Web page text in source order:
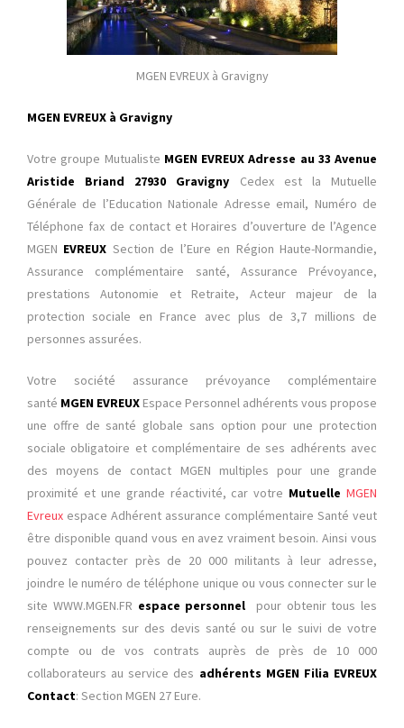
MGEN EVREUX à Gravigny
MGEN EVREUX à Gravigny
Votre groupe Mutualiste MGEN EVREUX Adresse au 33 Avenue
Aristide Briand 27930 Gravigny
Cedex est la Mutuelle
Générale de l’Education Nationale Adresse email, Numéro de
Téléphone fax de contact et Horaires d’ouverture de l’Agence
MGEN EVREUX Section de l’Eure en Région Haute-Normandie,
Assurance complémentaire santé, Assurance Prévoyance,
prestations Autonomie et Retraite, Acteur majeur de la
protection sociale en France avec plus de 3,7 millions de
personnes assurées.
Votre société assurance prévoyance complémentaire
santé MGEN EVREUX Espace Personnel adhérents vous propose
une offre de santé globale sans option pour une protection
sociale obligatoire et complémentaire de ses adhérents avec
des moyens de contact MGEN multiples pour une grande
proximité et une grande réactivité, car votre Mutuelle MGEN
Evreux espace Adhérent assurance complémentaire Santé veut
être disponible quand vous en avez vraiment besoin. Ainsi vous
pouvez contacter près de 20 000 militants à leur adresse,
joindre le numéro de téléphone unique ou vous connecter sur le
site WWW.MGEN.FR espace personnel pour obtenir tous les
renseignements sur des devis santé ou sur le suivi de votre
compte ou de vos contrats auprès de près de 10 000
collaborateurs au service des adhérents MGEN Filia EVREUX
Contact: Section MGEN 27 Eure.